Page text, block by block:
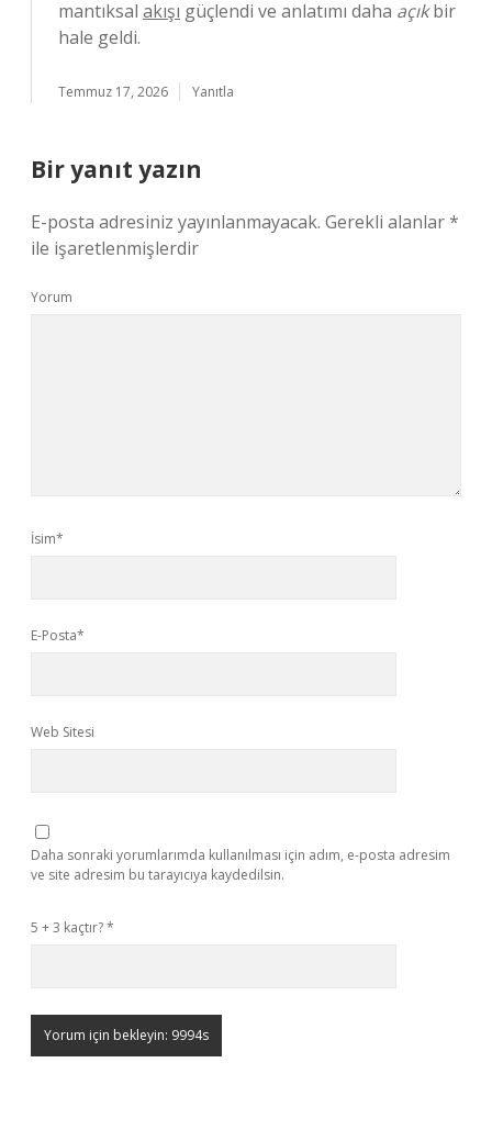
mantıksal akışı güçlendi ve anlatımı daha açıkbir
hale geldi.
Temmuz 17, 2026 Yanıtla
Bir yanıt yazın
E-posta adresiniz yayınlanmayacak. Gerekli alanlar*
ile işaretlenmişlerdir
Yorum
İsim*
E-Posta*
Web Sitesi
Daha sonraki yorumlarımda kullanılması için adım, e-posta adresim
ve site adresim bu tarayıcıya kaydedilsin.
5 + 3 kaçtır?*